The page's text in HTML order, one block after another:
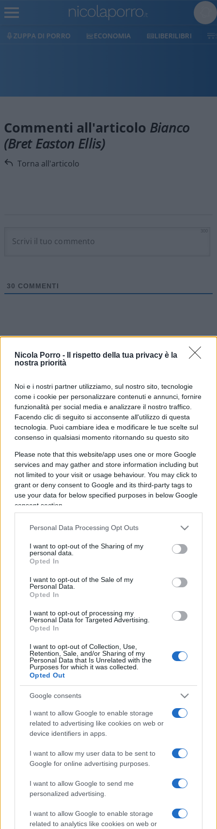
Nicola Porro -
Il rispetto della tua privacy è la
nostra priorità
Noi e i nostri partner utilizziamo, sul nostro sito, tecnologie
come i cookie per personalizzare contenuti e annunci, fornire
funzionalità per social media e analizzare il nostro traffico.
Facendo clic di seguito si acconsente all'utilizzo di questa
tecnologia. Puoi cambiare idea e modificare le tue scelte sul
consenso in qualsiasi momento ritornando su questo sito
Please note that this website/app uses one or more Google
services and may gather and store information including but
not limited to your visit or usage behaviour. You may click to
grant or deny consent to Google and its third-party tags to
use your data for below specified purposes in below Google
consent section.
Personal Data Processing Opt Outs
I want to opt-out of the Sharing of my
personal data.
Opted In
I want to opt-out of the Sale of my
Personal Data.
Opted In
I want to opt-out of processing my
Personal Data for Targeted Advertising.
Opted In
I want to opt-out of Collection, Use,
Retention, Sale, and/or Sharing of my
Personal Data that Is Unrelated with the
Purposes for which it was collected.
Opted Out
Google consents
I want to allow Google to enable storage
related to advertising like cookies on web or
device identifiers in apps.
I want to allow my user data to be sent to
Google for online advertising purposes.
I want to allow Google to send me
personalized advertising.
I want to allow Google to enable storage
related to analytics like cookies on web or
ZUPPA DI PORRO ECONOMIA LIBERILIBRI
Commenti all'articolo Bianco
(Bret Easton Ellis)
Torna all'articolo
30 COMMENTI
IL PIÙ LETTO DEL MESE
15k
Meloni aveva ragione: "I marocchini di Ceuta
sbarcano in Europa col barcone"